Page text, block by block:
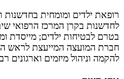
רופאת ילדים ומומחית בחדשנות
לחדשנות בקרן המרכז הרפואי
בטרם לבטיחות ילדים; מייסדת
חברת המועצה המייעצת לראש
להקמה וניהול מיזמים וארגונים